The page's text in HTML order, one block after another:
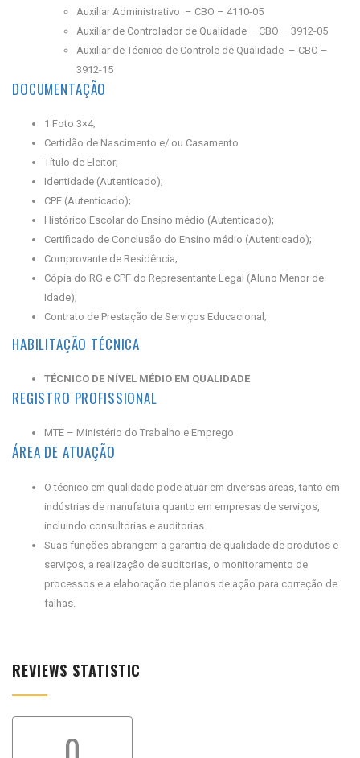
Auxiliar Administrativo – CBO – 4110-05
Auxiliar de Controlador de Qualidade – CBO – 3912-05
Auxiliar de Técnico de Controle de Qualidade – CBO –
3912-15
DOCUMENTAÇÃO
1 Foto 3×4;
Certidão de Nascimento e/ ou Casamento
Título de Eleitor;
Identidade (Autenticado);
CPF (Autenticado);
Histórico Escolar do Ensino médio (Autenticado);
Certificado de Conclusão do Ensino médio (Autenticado);
Comprovante de Residência;
Cópia do RG e CPF do Representante Legal (Aluno Menor de
Idade);
Contrato de Prestação de Serviços Educacional;
HABILITAÇÃO TÉCNICA
TÉCNICO DE NÍVEL MÉDIO EM QUALIDADE
REGISTRO PROFISSIONAL
MTE – Ministério do Trabalho e Emprego
ÁREA DE ATUAÇÃO
O técnico em qualidade pode atuar em diversas áreas, tanto em
indústrias de manufatura quanto em empresas de serviços,
incluindo consultorias e auditorias.
Suas funções abrangem a garantia de qualidade de produtos e
serviços, a realização de auditorias, o monitoramento de
processos e a elaboração de planos de ação para correção de
falhas.
REVIEWS STATISTIC